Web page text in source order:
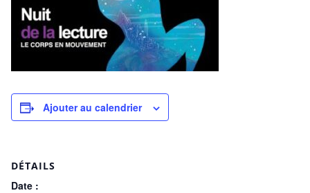
Ajouter au calendrier
DÉTAILS
Date :